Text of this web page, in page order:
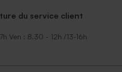
du service client
Ven : 8.30 - 12h /13-16h